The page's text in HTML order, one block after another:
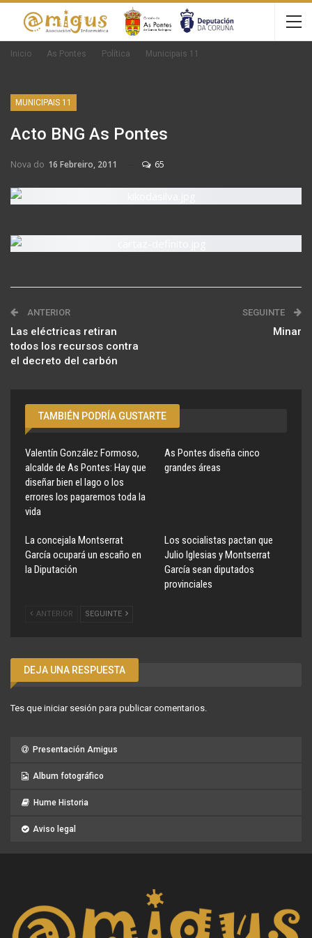
Inicio As Pontes Política Municipais 11
MUNICIPAIS 11
Acto BNG As Pontes
Nova do 16 Febreiro, 2011 65
ANTERIOR
Las eléctricas retiran
todos los recursos contra
el decreto del carbón
SEGUINTE
Minar
TAMBIÉN PODRÍA GUSTARTE
Valentín González Formoso,
alcalde de As Pontes: Hay que
diseñar bien el lago o los
errores los pagaremos toda la
vida
As Pontes diseña cinco
grandes áreas
La concejala Montserrat
García ocupará un escaño en
la Diputación
Los socialistas pactan que
Julio Iglesias y Montserrat
García sean diputados
provinciales
ANTERIOR SEGUINTE
DEJA UNA RESPUESTA
Tes que iniciar sesión para publicar comentarios.
Presentación Amigus
Album fotográfico
Hume Historia
Aviso legal